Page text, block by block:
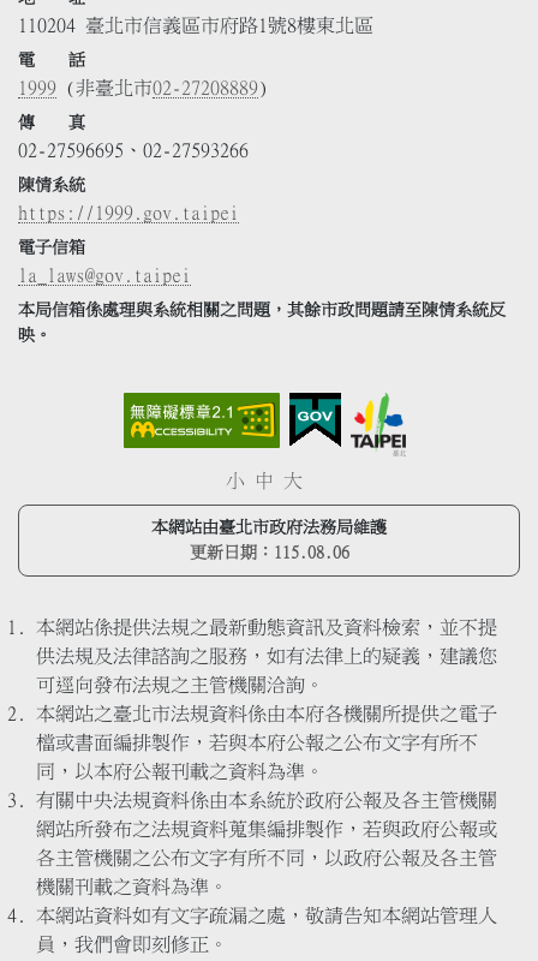
110204 臺北市信義區市府路1號8樓東北區
電 話
1999 (非臺北市02-27208889)
傳 真
02-27596695、02-27593266
陳情系統
https://1999.gov.taipei
電子信箱
la_laws@gov.taipei
本局信箱係處理與系統相關之問題，其餘市政問題請至陳情系統反
映。
小 中 大
本網站由臺北市政府法務局維護
更新日期： 115.08.06
本網站係提供法規之最新動態資訊及資料檢索，並不提
供法規及法律諮詢之服務，如有法律上的疑義，建議您
可逕向發布法規之主管機關洽詢。
本網站之臺北市法規資料係由本府各機關所提供之電子
檔或書面編排製作，若與本府公報之公布文字有所不
同，以本府公報刊載之資料為準。
有關中央法規資料係由本系統於政府公報及各主管機關
網站所發布之法規資料蒐集編排製作，若與政府公報或
各主管機關之公布文字有所不同，以政府公報及各主管
機關刊載之資料為準。
本網站資料如有文字疏漏之處，敬請告知本網站管理人
員，我們會即刻修正。